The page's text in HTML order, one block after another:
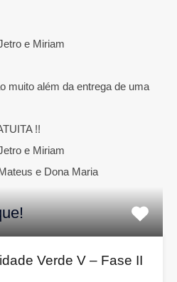
e Miriam
muito além da entrega de uma
!!
e Miriam
e Dona Maria
Verde V – Fase II